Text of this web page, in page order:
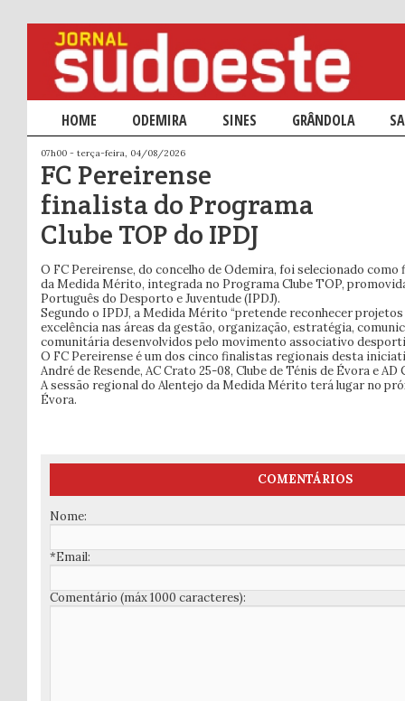
Menu principal
SALTAR PARA O CONTEÚDO PRIMÁRIO
SALTAR PARA O CONTEÚDO SECUNDÁRIO
HOME ODEMIRA SINES GRÂNDOLA
07h00 - terça-feira, 04/08/2026
FC Pereirense
finalista do Programa
Clube TOP do IPDJ
O FC Pereirense, do concelho de Odemira, foi selecionado
da Medida Mérito, integrada no Programa Clube TOP,
Português do Desporto e Juventude (IPDJ).
Segundo o IPDJ, a Medida Mérito “pretende reconhecer
excelência nas áreas da gestão, organização, estratégia,
comunitária desenvolvidos pelo movimento associativo
O FC Pereirense é um dos cinco finalistas regionais desta
André de Resende, AC Crato 25-08, Clube de Ténis de Évora e AD
A sessão regional do Alentejo da Medida Mérito terá lugar no
Évora.
COMENTÁRIOS
Nome:
*Email:
Comentário (máx 1000 caracteres):